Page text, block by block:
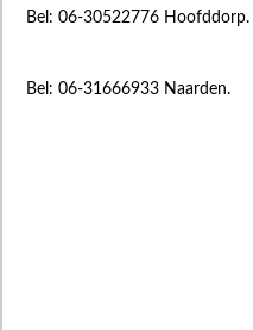
Bel: 06-30522776 Hoofddorp.
Bel: 06-31666933 Naarden.